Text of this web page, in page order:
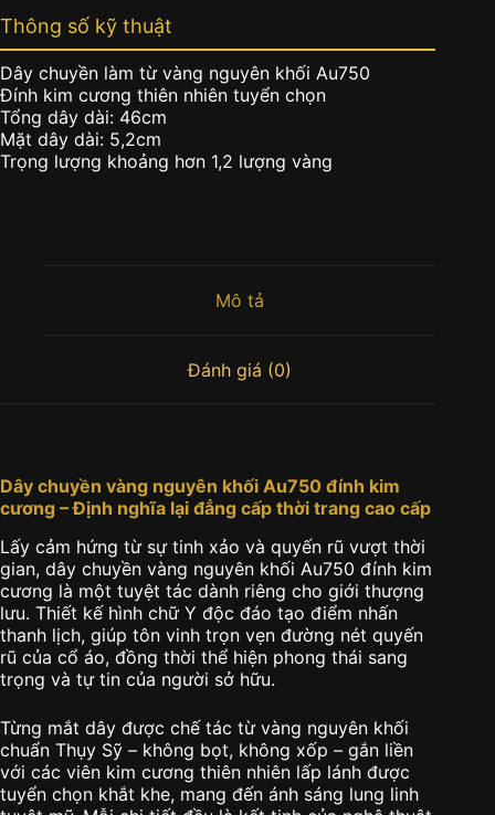
Thông số kỹ thuật
Dây chuyền làm từ vàng nguyên khối Au750
Đính kim cương thiên nhiên tuyển chọn
Tổng dây dài: 46cm
Mặt dây dài: 5,2cm
Trọng lượng khoảng hơn 1,2 lượng vàng
Mô tả
Đánh giá (0)
Dây chuyền vàng nguyên khối Au750 đính kim
cương – Định nghĩa lại đẳng cấp thời trang cao cấp
Lấy cảm hứng từ sự tinh xảo và quyến rũ vượt thời
gian, dây chuyền vàng nguyên khối Au750 đính kim
cương là một tuyệt tác dành riêng cho giới thượng
lưu. Thiết kế hình chữ Y độc đáo tạo điểm nhấn
thanh lịch, giúp tôn vinh trọn vẹn đường nét quyến
rũ của cổ áo, đồng thời thể hiện phong thái sang
trọng và tự tin của người sở hữu.
Từng mắt dây được chế tác từ vàng nguyên khối
chuẩn Thụy Sỹ – không bọt, không xốp – gắn liền
với các viên kim cương thiên nhiên lấp lánh được
tuyển chọn khắt khe, mang đến ánh sáng lung linh